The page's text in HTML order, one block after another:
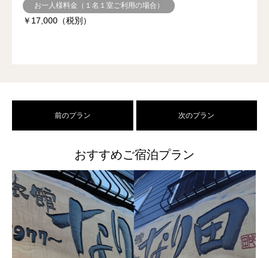
お一人様料金（１名１室ご利用の場合）
￥17,000（税別）
前のプラン 次のプラン
おすすめご宿泊プラン